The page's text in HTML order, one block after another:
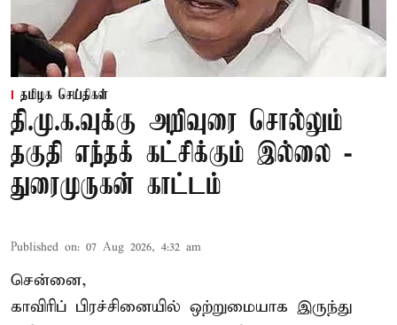
தமிழக செய்திகள்
தி.மு.க.வுக்கு அறிவுரை சொல்லும்
தகுதி எந்தக் கட்சிக்கும் இல்லை -
துரைமுருகன் காட்டம்
Published on: 07 Aug 2026, 4:32 am
சென்னை,
காவிரிப் பிரச்சினையில் ஒற்றுமையாக இருந்து